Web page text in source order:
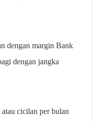
dengan margin Bank
dengan jangka
cicilan per bulan